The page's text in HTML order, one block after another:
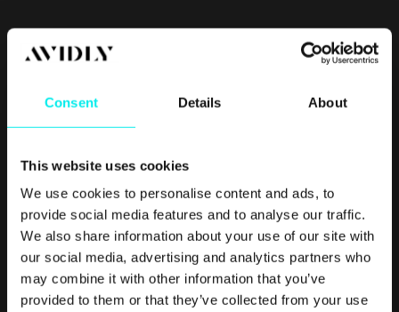
Consent Details About
This website uses cookies
We use cookies to personalise content and ads, to
provide social media features and to analyse our traffic.
We also share information about your use of our site with
our social media, advertising and analytics partners who
may combine it with other information that you’ve
provided to them or that they’ve collected from your use
Video med kundehistorier kan også lages som helt egne
videoer - men husk da at fokuset skal ligge på hvilken verdi
budskapet er «se så flinke vi er som har gjort eller fått til
dette og dette»
Helt til slutt kan du også bruke video til å fortelle inspirerende
historier der produktet ditt er sentralt. Vi håper at denne
bloggposten har vært inspirerende og at du er klar for å
plukke opp kameraet og begynne å si budskapet ditt med